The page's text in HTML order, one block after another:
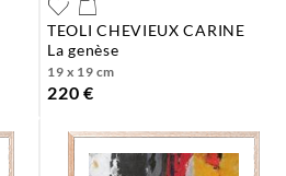
TEOLI CHEVIEUX CARINE
la genèse
19 x 19 cm
220 €